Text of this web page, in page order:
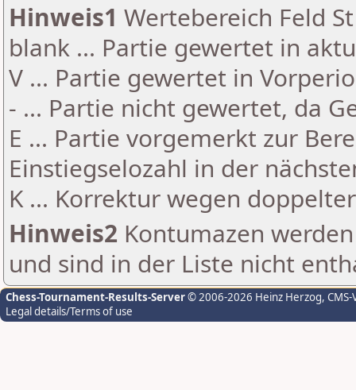
Hinweis1 Wertebereich Feld
blank ... Partie gewertet in
V ... Partie gewertet in
- ... Partie nicht gewertet, da
E ... Partie vorgemerkt zur
Einstiegselozahl in der
K ... Korrektur wegen
Hinweis2 Kontumazen
und sind in der Liste nicht
Chess-Tournament-Results-Server© 2006-2026 Heinz Herzog,
Legal details/Terms of use